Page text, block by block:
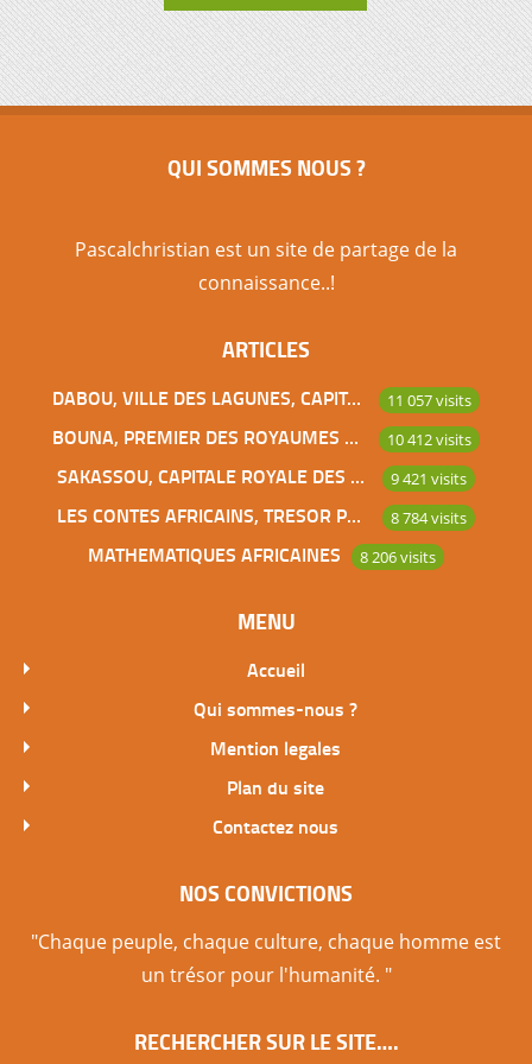
QUI SOMMES NOUS ?
Pascalchristian est un site de partage de la
connaissance..!
ARTICLES
DABOU, VILLE DES LAGUNES, CAPITALE DES ADJOUKROU 11 057 visits
BOUNA, PREMIER DES ROYAUMES DE CÔTE D’IVOIRE 10 412 visits
SAKASSOU, CAPITALE ROYALE DES BAOULES 9 421 visits
LES CONTES AFRICAINS, TRESOR POUR L’HUMANITE 8 784 visits
MATHEMATIQUES AFRICAINES 8 206 visits
MENU
Accueil
Qui sommes-nous ?
Mention legales
Plan du site
Contactez nous
NOS CONVICTIONS
"Chaque peuple, chaque culture, chaque homme est
un trésor pour l'humanité. "
RECHERCHER SUR LE SITE….